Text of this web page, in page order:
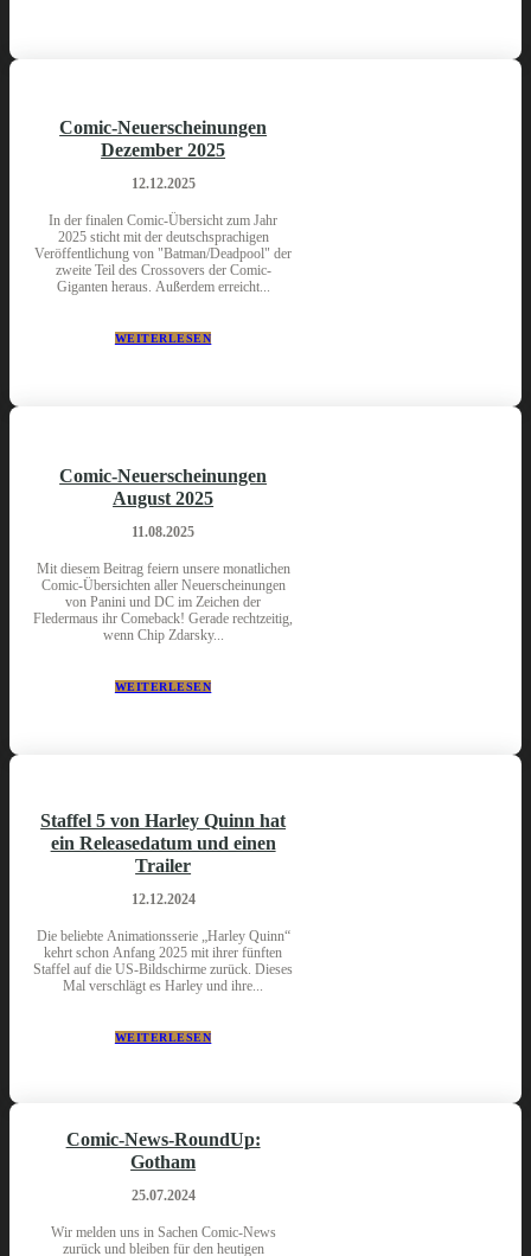
Comic-Neuerscheinungen
Dezember 2025
12.12.2025
In der finalen Comic-Übersicht zum Jahr
2025 sticht mit der deutschsprachigen
Veröffentlichung von "Batman/Deadpool" der
zweite Teil des Crossovers der Comic-
Giganten heraus. Außerdem erreicht...
WEITERLESEN
Comic-Neuerscheinungen
August 2025
11.08.2025
Mit diesem Beitrag feiern unsere monatlichen
Comic-Übersichten aller Neuerscheinungen
von Panini und DC im Zeichen der
Fledermaus ihr Comeback! Gerade rechtzeitig,
wenn Chip Zdarsky...
WEITERLESEN
Staffel 5 von Harley Quinn hat
ein Releasedatum und einen
Trailer
12.12.2024
Die beliebte Animationsserie „Harley Quinn“
kehrt schon Anfang 2025 mit ihrer fünften
Staffel auf die US-Bildschirme zurück. Dieses
Mal verschlägt es Harley und ihre...
WEITERLESEN
Comic-News-RoundUp:
Gotham
25.07.2024
Wir melden uns in Sachen Comic-News
zurück und bleiben für den heutigen